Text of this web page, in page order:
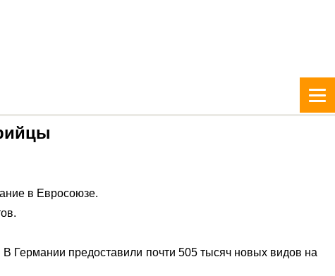
в Евросоюзе.
Германии предоставили почти 505 тысяч новых видов на